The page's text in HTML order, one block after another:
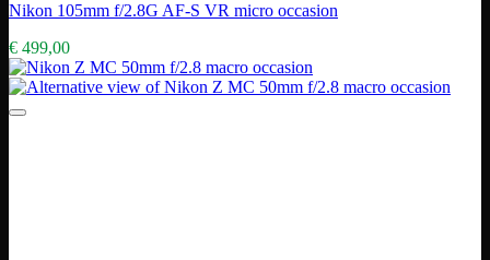
Nikon 105mm f/2.8G AF-S VR micro occasion
€ 499,00